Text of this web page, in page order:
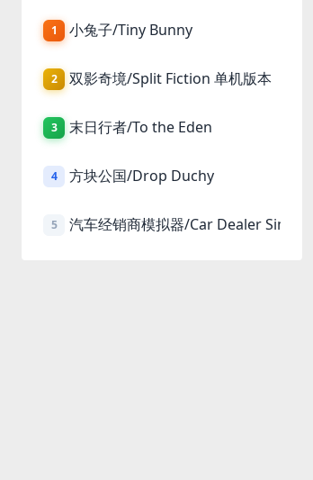
1 小兔子/Tiny Bunny
2 双影奇境/Split Fiction 单机版本
3 末日行者/To the Eden
4 方块公国/Drop Duchy
5 汽车经销商模拟器/Car Dealer